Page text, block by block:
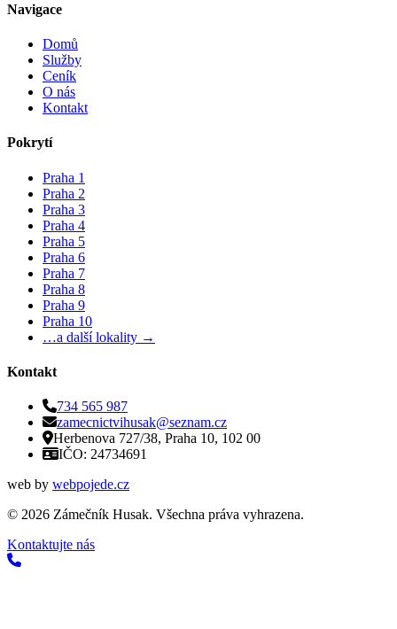
Navigace
Domů
Služby
Ceník
O nás
Kontakt
Pokrytí
Praha 1
Praha 2
Praha 3
Praha 4
Praha 5
Praha 6
Praha 7
Praha 8
Praha 9
Praha 10
…a další lokality →
Kontakt
734 565 987
zamecnictvihusak@seznam.cz
Herbenova 727/38, Praha 10, 102 00
IČO: 24734691
web by webpojede.cz
© 2026 Zámečník Husak. Všechna práva vyhrazena.
Kontaktujte nás